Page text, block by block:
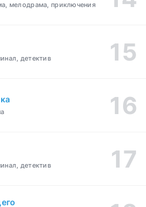
мелодрама, приключения
детектив
детектив